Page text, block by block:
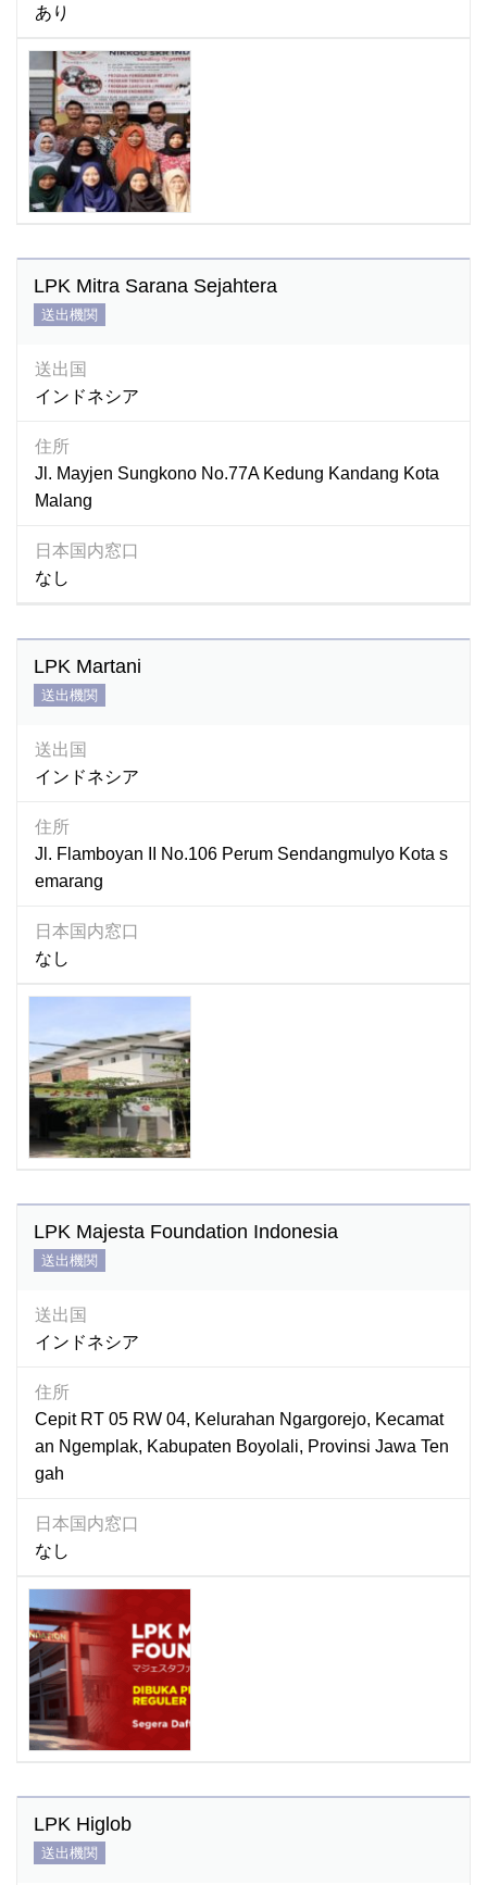
あり
LPK Mitra Sarana Sejahtera
送出機関
送出国
インドネシア
住所
Jl. Mayjen Sungkono No.77A Kedung Kandang Kota
Malang
日本国内窓口
なし
LPK Martani
送出機関
送出国
インドネシア
住所
Jl. Flamboyan II No.106 Perum Sendangmulyo Kota s
emarang
日本国内窓口
なし
LPK Majesta Foundation Indonesia
送出機関
送出国
インドネシア
住所
Cepit RT 05 RW 04, Kelurahan Ngargorejo, Kecamat
an Ngemplak, Kabupaten Boyolali, Provinsi Jawa Ten
gah
日本国内窓口
なし
LPK Higlob
送出機関